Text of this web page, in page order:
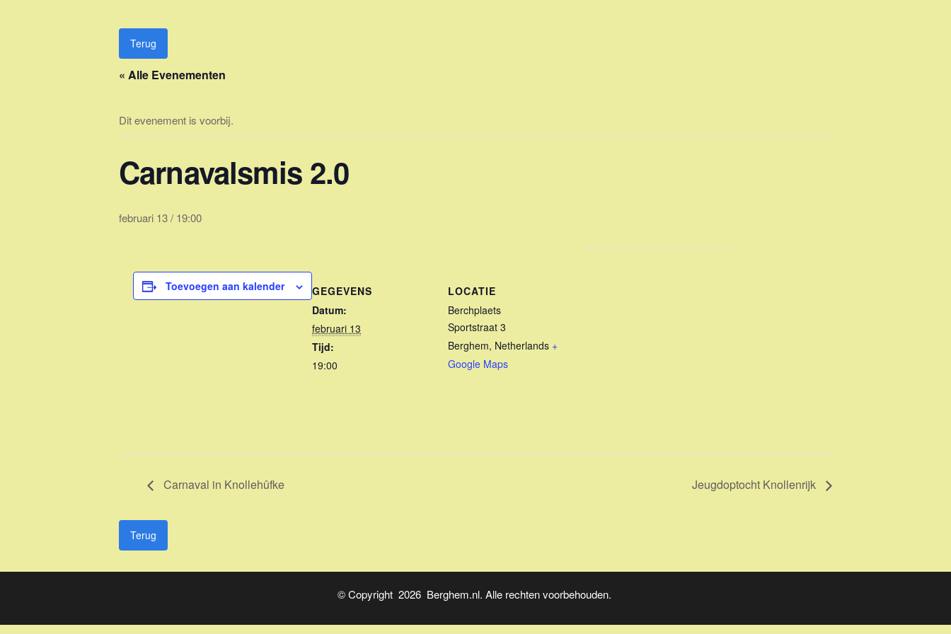
Terug
« Alle Evenementen
Dit evenement is voorbij.
Carnavalsmis 2.0
februari 13 / 19:00
Toevoegen aan kalender
GEGEVENS
Datum:
februari 13
Tijd:
19:00
LOCATIE
Berchplaets
Sportstraat 3
Berghem, Netherlands +
Google Maps
Carnaval in Knollehûfke Jeugdoptocht Knollenrijk
Terug
© Copyright 2026 Berghem.nl. Alle rechten voorbehouden.